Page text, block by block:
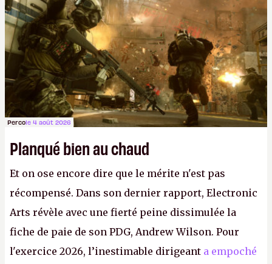
FCetBattlefield, puis virer le reste.P.
Percole 4 août 2026
Planqué bien au chaud
Et on ose encore dire que le mérite n'est pas
récompensé. Dans son dernier rapport, Electronic
Arts révèle avec une fierté peine dissimulée la
fiche de paie de son PDG, Andrew Wilson. Pour
l'exercice 2026, l’inestimable dirigeant a empoché